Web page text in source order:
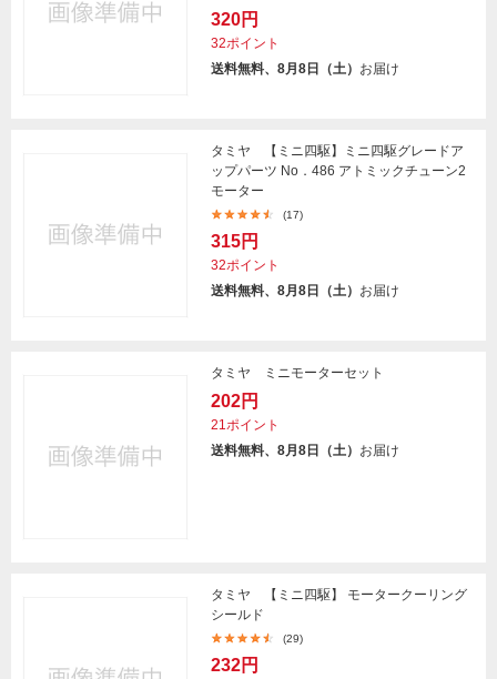
320円
32ポイント
送料無料、8月8日（土） お届け
タミヤ 【ミニ四駆】ミニ四駆グレードア
ップパーツ No．486 アトミックチューン2
モーター
(17)
315円
32ポイント
送料無料、8月8日（土） お届け
タミヤ ミニモーターセット
202円
21ポイント
送料無料、8月8日（土） お届け
タミヤ 【ミニ四駆】 モータークーリング
シールド
(29)
232円